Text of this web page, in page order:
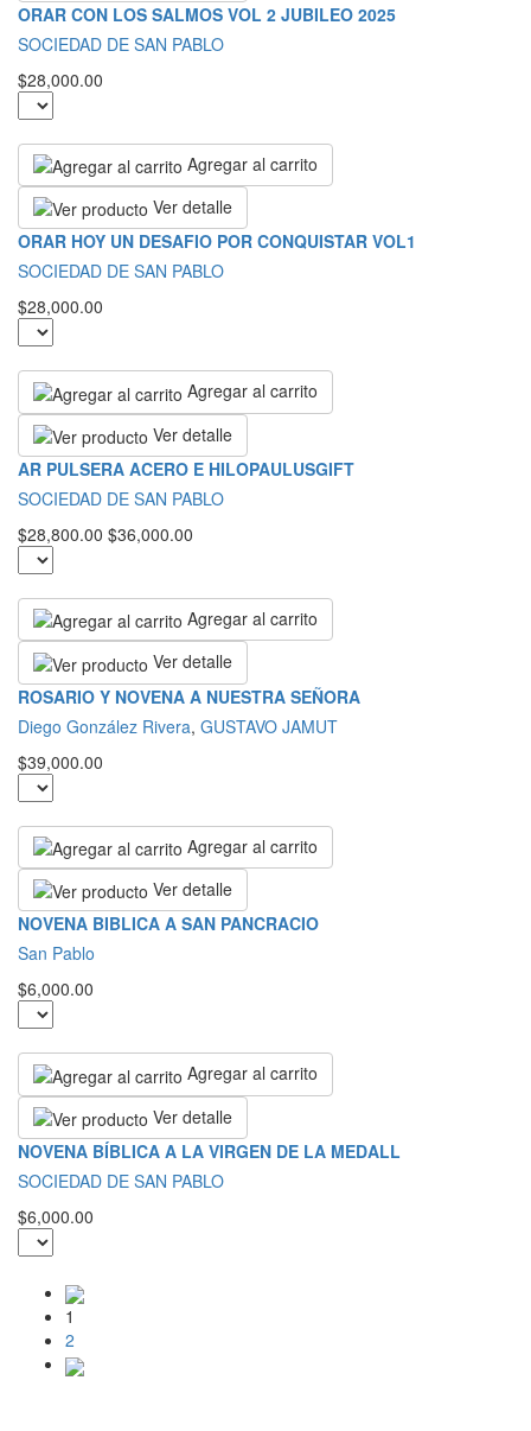
ORAR CON LOS SALMOS VOL 2 JUBILEO 2025
SOCIEDAD DE SAN PABLO
$28,000.00
Agregar al carrito
Ver detalle
ORAR HOY UN DESAFIO POR CONQUISTAR VOL1
SOCIEDAD DE SAN PABLO
$28,000.00
Agregar al carrito
Ver detalle
AR PULSERA ACERO E HILOPAULUSGIFT
SOCIEDAD DE SAN PABLO
$28,800.00 $36,000.00
Agregar al carrito
Ver detalle
ROSARIO Y NOVENA A NUESTRA SEÑORA
Diego González Rivera, GUSTAVO JAMUT
$39,000.00
Agregar al carrito
Ver detalle
NOVENA BIBLICA A SAN PANCRACIO
San Pablo
$6,000.00
Agregar al carrito
Ver detalle
NOVENA BÍBLICA A LA VIRGEN DE LA MEDALL
SOCIEDAD DE SAN PABLO
$6,000.00
1
2